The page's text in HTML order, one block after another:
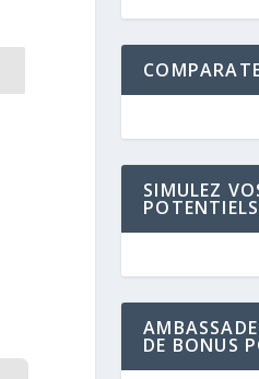
SIMULEZ
POTENTIELS
DE BONUS